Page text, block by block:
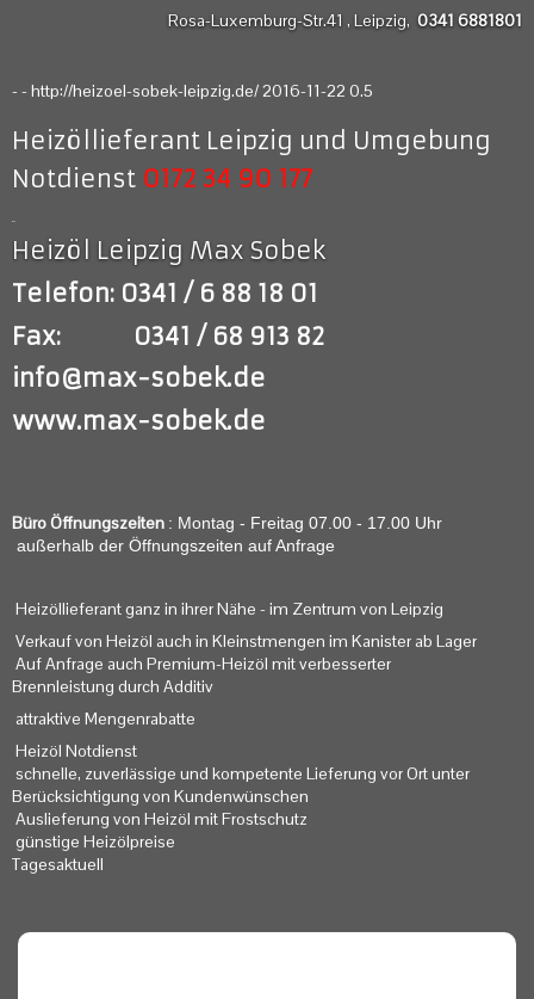
Rosa-Luxemburg-Str.41 , Leipzig, 0341 6881801
- - http://heizoel-sobek-leipzig.de/2016-11-22 0.5
Heizöllieferant Leipzig und Umgebung
Notdienst 0172 34 90 177
info
Heizöl Leipzig Max Sobek
Telefon: 0341 / 6 88 18 01
Fax: 0341 / 68 913 82
info@max-sobek.de
www.max-sobek.de
Büro Öffnungszeiten : Montag - Freitag 07.00 - 17.00 Uhr
außerhalb der Öffnungszeiten auf Anfrage
Heizöllieferant ganz in ihrer Nähe - im Zentrum von Leipzig
Verkauf von Heizöl auch in Kleinstmengen im Kanister ab Lager
Auf Anfrage auch Premium-Heizöl mit verbesserter
Brennleistung durch Additiv
attraktive Mengenrabatte
Heizöl Notdienst
schnelle, zuverlässige und kompetente Lieferung vor Ort unter
Berücksichtigung von Kundenwünschen
Auslieferung von Heizöl mit Frostschutz
günstige Heizölpreise
Tagesaktuell